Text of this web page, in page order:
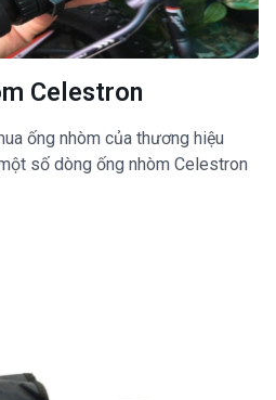
Celestron
ống nhòm của thương hiệu
số dòng ống nhòm Celestron